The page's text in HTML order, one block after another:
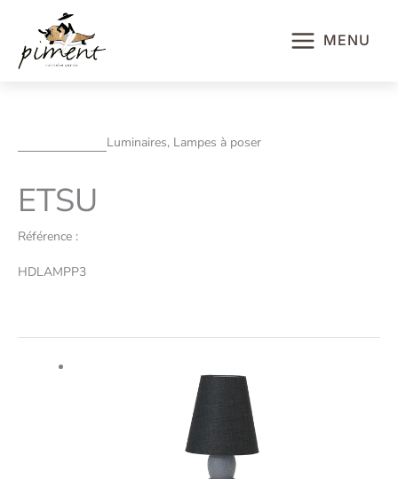
contenu
MENU
Luminaires, Lampes à poser
ETSU
Référence :
HDLAMPP3